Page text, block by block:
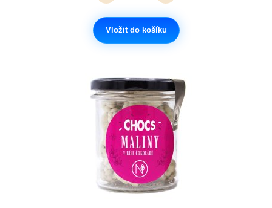
Vložit do košíku